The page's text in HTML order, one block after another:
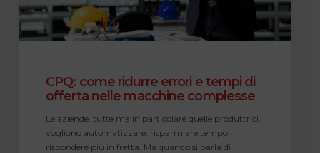
complesse
CPQ: come ridurre errori e tempi di
offerta nelle macchine complesse
Le aziende, tutte ma in particolare quelle produttrici,
vogliono automatizzare, risparmiare tempo,
rispondere più in fretta. Ma quando si parla di